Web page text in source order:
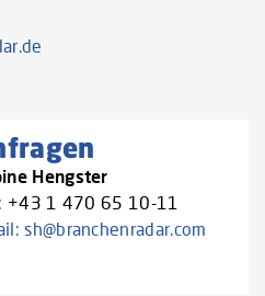
Hengster
+43 1 470 65 10-11
sh@branchenradar.com